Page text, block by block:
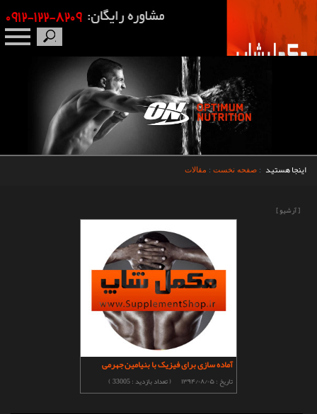
محصولات
اینجا هستید : صفحه نخست : مقالات
[ آرشیو ]
آماده سازی برای فیزیک با بنیامین جهرمی
تاریخ :۱۳۹۴/۰۸/۰۵ ( تعداد بازدید : 33005 )